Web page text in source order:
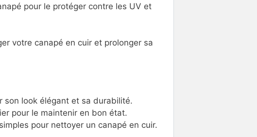
pour le protéger contre les UV et
votre canapé en cuir et prolonger sa
son look élégant et sa durabilité.
pour le maintenir en bon état.
pour nettoyer un canapé en cuir.